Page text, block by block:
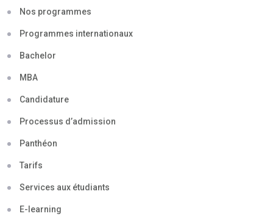
Nos programmes
Programmes internationaux
Bachelor
MBA
Candidature
Processus d’admission
Panthéon
Tarifs
Services aux étudiants
E-learning